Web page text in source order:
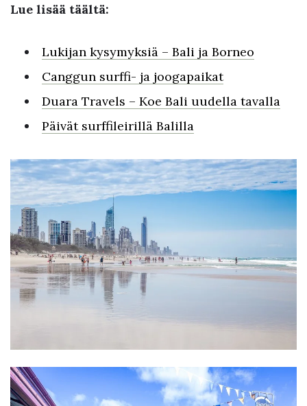
Lue lisää täältä:
Lukijan kysymyksiä – Bali ja Borneo
Canggun surffi- ja joogapaikat
Duara Travels – Koe Bali uudella tavalla
Päivät surffileirillä Balilla